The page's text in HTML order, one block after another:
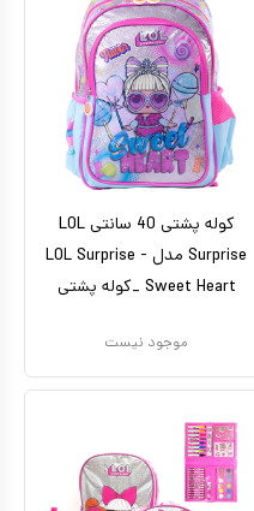
کوله پشتی 40 سانتی LOL
Surprise مدل LOL Surprise -
Sweet Heart _کوله پشتی
موجود نیست